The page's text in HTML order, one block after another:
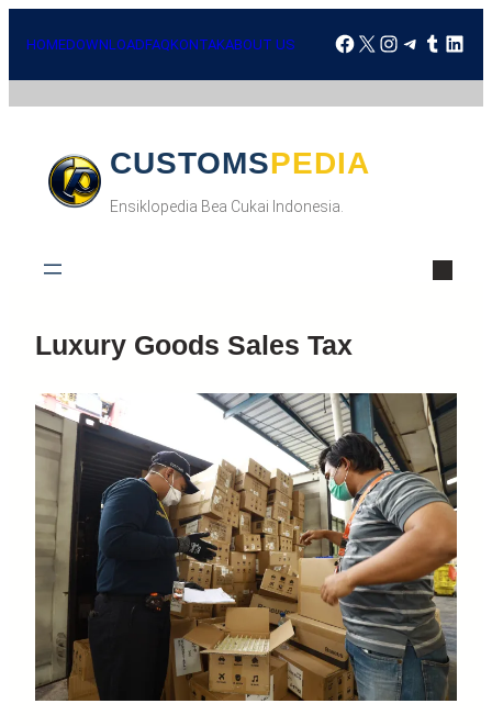
HOMEDOWNLOADFAQKONTAKABOUT US
CUSTOMSPEDIA
Ensiklopedia Bea Cukai Indonesia.
Luxury Goods Sales Tax